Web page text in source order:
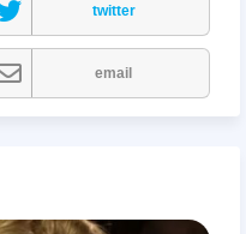
twitter
email